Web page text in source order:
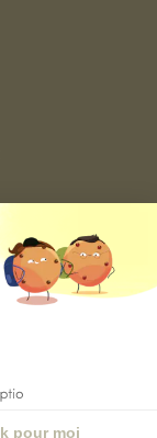
à20h
en ligne